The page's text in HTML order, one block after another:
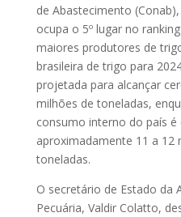
de Abastecimento
ocupa o 5º lugar no
maiores produtores de
brasileira de trigo para
projetada para alcançar
milhões de toneladas,
consumo interno do país é
aproximadamente 11 a 12
toneladas.
O secretário de Estado da
Pecuária, Valdir Colatto,